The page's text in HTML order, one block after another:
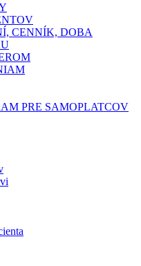
CENNÍK, DOBA
PRE SAMOPLATCOV